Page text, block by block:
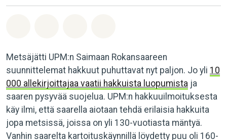
Metsäjätti UPM:n Saimaan Rokansaareen
suunnittelemat hakkuut puhuttavat nyt paljon. Jo yli 10
000 allekirjoittajaa vaatii hakkuista luopumista ja
saaren pysyvää suojelua. UPM:n hakkuuilmoituksesta
käy ilmi, että saarella aiotaan tehdä erilaisia hakkuita
jopa metsissä, joissa on yli 130-vuotiasta mäntyä.
Vanhin saarelta kartoituskäynnillä löydetty puu oli 160-